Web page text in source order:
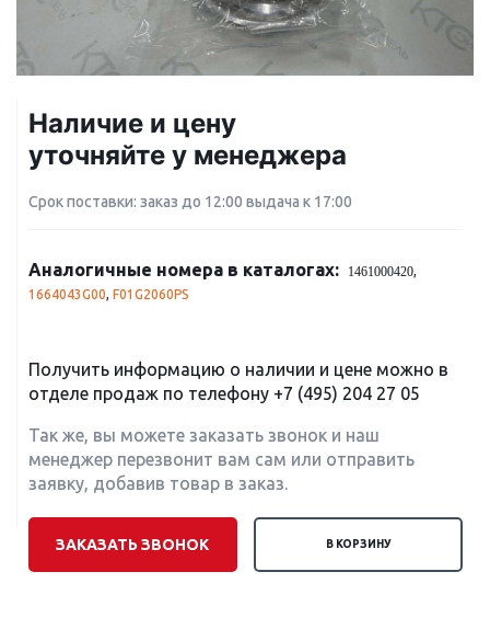
Наличие и цену
уточняйте у менеджера
Срок поставки: заказ до 12:00 выдача к 17:00
Аналогичные номера в каталогах: 1461000420,
1664043G00, F01G2060PS
Получить информацию о наличии и цене можно в
отделе продаж по телефону +7 (495) 204 27 05
Так же, вы можете заказать звонок и наш
менеджер перезвонит вам сам или отправить
заявку, добавив товар в заказ.
ЗАКАЗАТЬ ЗВОНОК В КОРЗИНУ